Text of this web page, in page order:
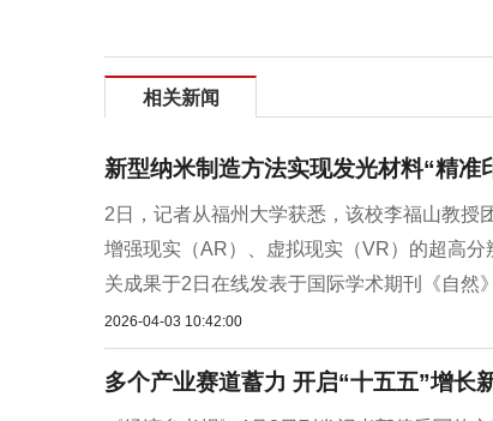
相关新闻
新型纳米制造方法实现发光材料“精准
2日，记者从福州大学获悉，该校李福山教授
增强现实（AR）、虚拟现实（VR）的超高
关成果于2日在线发表于国际学术期刊《自
2026-04-03 10:42:00
多个产业赛道蓄力 开启“十五五”增长